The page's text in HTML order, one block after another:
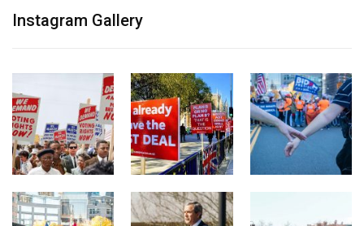
Instagram Gallery